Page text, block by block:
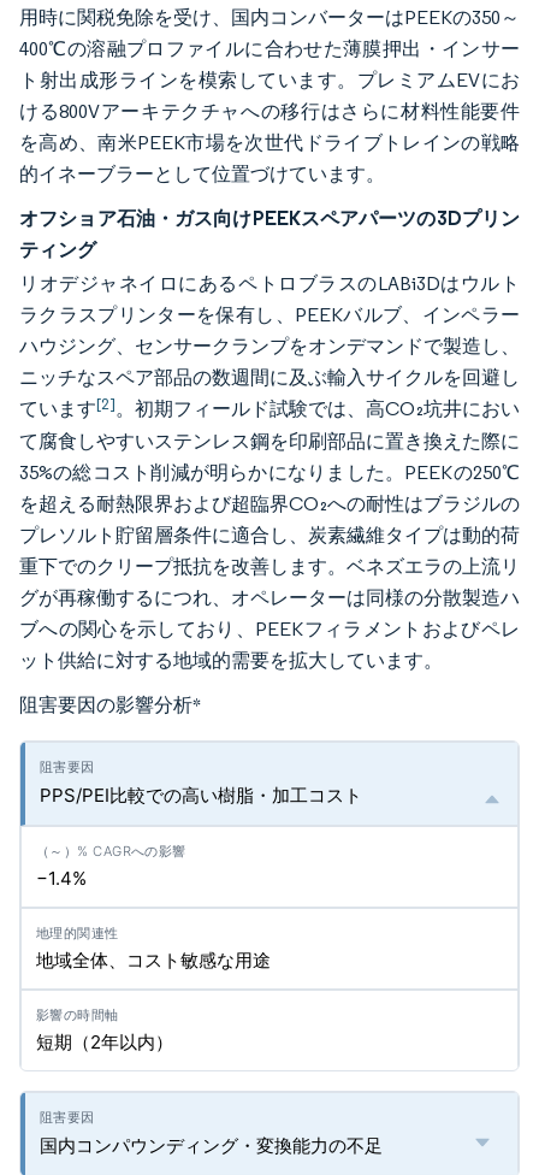
用時に関税免除を受け、国内コンバーターはPEEKの350～
400℃の溶融プロファイルに合わせた薄膜押出・インサー
ト射出成形ラインを模索しています。プレミアムEVにお
ける800Vアーキテクチャへの移行はさらに材料性能要件
を高め、南米PEEK市場を次世代ドライブトレインの戦略
的イネーブラーとして位置づけています。
オフショア石油・ガス向けPEEKスペアパーツの3Dプリン
ティング
リオデジャネイロにあるペトロブラスのLABi3Dはウルト
ラクラスプリンターを保有し、PEEKバルブ、インペラー
ハウジング、センサークランプをオンデマンドで製造し、
ニッチなスペア部品の数週間に及ぶ輸入サイクルを回避し
ています[2]。初期フィールド試験では、高CO₂坑井におい
て腐食しやすいステンレス鋼を印刷部品に置き換えた際に
35%の総コスト削減が明らかになりました。PEEKの250℃
を超える耐熱限界および超臨界CO₂への耐性はブラジルの
プレソルト貯留層条件に適合し、炭素繊維タイプは動的荷
重下でのクリープ抵抗を改善します。ベネズエラの上流リ
グが再稼働するにつれ、オペレーターは同様の分散製造ハ
ブへの関心を示しており、PEEKフィラメントおよびペレ
ット供給に対する地域的需要を拡大しています。
阻害要因の影響分析*
PPS/PEI比較での高い樹脂・加工コスト
−1.4%
地域全体、コスト敏感な用途
短期（2年以内）
国内コンパウンディング・変換能力の不足